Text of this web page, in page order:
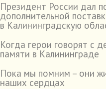
Президент России дал
дополнительной
в Калининградскую
Когда герои говорят с
памяти в Калининграде
Пока мы помним – они
наших сердцах